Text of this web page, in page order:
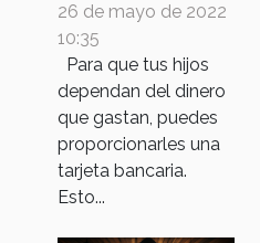
bancaria
26 de mayo de 2022
10:35
Para que tus hijos
dependan del dinero
que gastan, puedes
proporcionarles una
tarjeta bancaria.
Esto...